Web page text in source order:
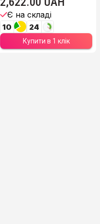
Є на складі
10 24
Купити в 1 клік